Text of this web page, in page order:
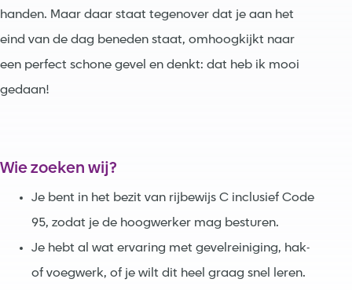
handen. Maar daar staat tegenover dat je aan het
eind van de dag beneden staat, omhoogkijkt naar
een perfect schone gevel en denkt: dat heb ik mooi
gedaan!
Wie zoeken wij?
Je bent in het bezit van rijbewijs C inclusief Code
95, zodat je de hoogwerker mag besturen.
Je hebt al wat ervaring met gevelreiniging, hak-
of voegwerk, of je wilt dit heel graag snel leren.